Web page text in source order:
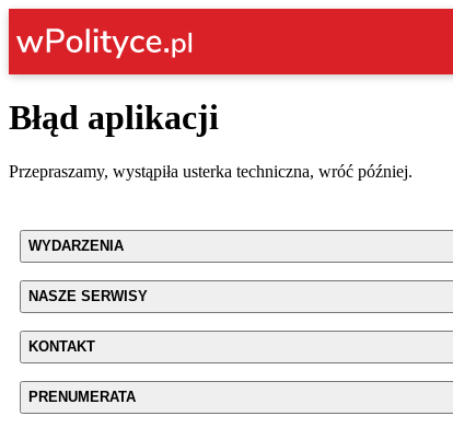
Błąd aplikacji
Przepraszamy, wystąpiła usterka techniczna, wróć później.
WYDARZENIA
NASZE SERWISY
KONTAKT
PRENUMERATA